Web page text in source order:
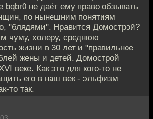
bqbr0 не даёт ему право обзывать
по нынешним понятиям
"блядями". Нравится Домострой?
чуму, холеру, среднюю
жизни в 30 лет и "правильное
жены и детей. Домострой
веке. Как это для кого-то не
его в наш век - эльфизм
то так.